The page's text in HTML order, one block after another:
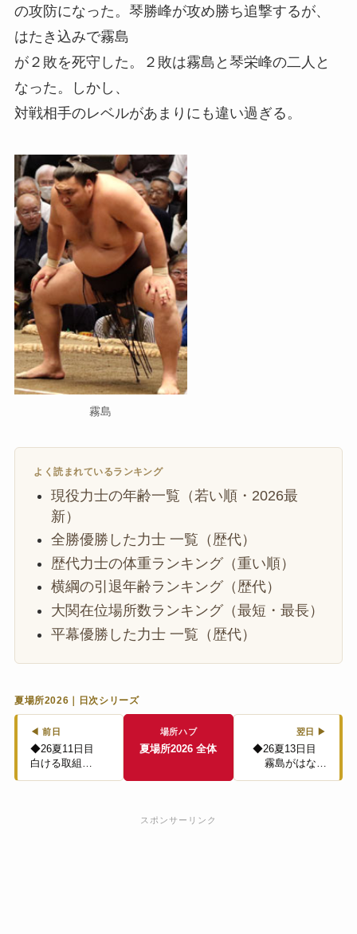
の攻防になった。琴勝峰が攻め勝ち追撃するが、
はたき込みで霧島
が２敗を死守した。２敗は霧島と琴栄峰の二人と
なった。しかし、
対戦相手のレベルがあまりにも違い過ぎる。
霧島
よく読まれているランキング
現役力士の年齢一覧（若い順・2026最
新）
全勝優勝した力士 一覧（歴代）
歴代力士の体重ランキング（重い順）
横綱の引退年齢ランキング（歴代）
大関在位場所数ランキング（最短・最長）
平幕優勝した力士 一覧（歴代）
夏場所2026｜日次シリーズ
◀ 前日
◆26夏11日目
白ける取組…
場所ハブ
夏場所2026 全体
翌日 ▶
◆26夏13日目
霧島がはな…
スポンサーリンク